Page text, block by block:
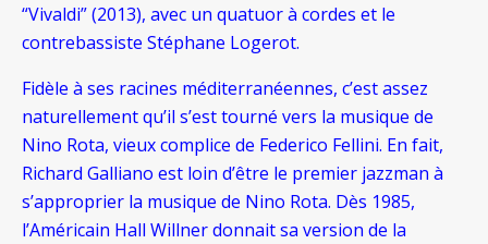
“Vivaldi” (2013), avec un quatuor à cordes et le
contrebassiste Stéphane Logerot.
Fidèle à ses racines méditerranéennes, c’est assez
naturellement qu’il s’est tourné vers la musique de
Nino Rota, vieux complice de Federico Fellini. En fait,
Richard Galliano est loin d’être le premier jazzman à
s’approprier la musique de Nino Rota. Dès 1985,
l’Américain Hall Willner donnait sa version de la